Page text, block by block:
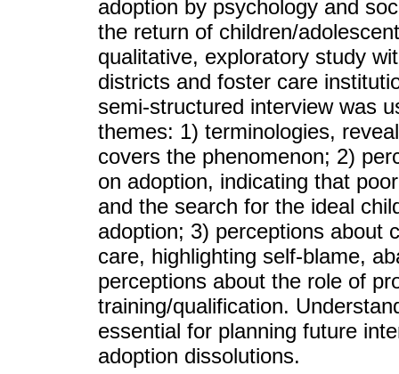
adoption by psychology and
the return of children/
qualitative, exploratory study
districts and foster care
semi-structured interview was
themes: 1) terminologies,
covers the phenomenon; 2)
on adoption, indicating that
and the search for the ideal
adoption; 3) perceptions about
care, highlighting self-blame,
perceptions about the role of
training/qualification.
essential for planning future
adoption dissolutions.